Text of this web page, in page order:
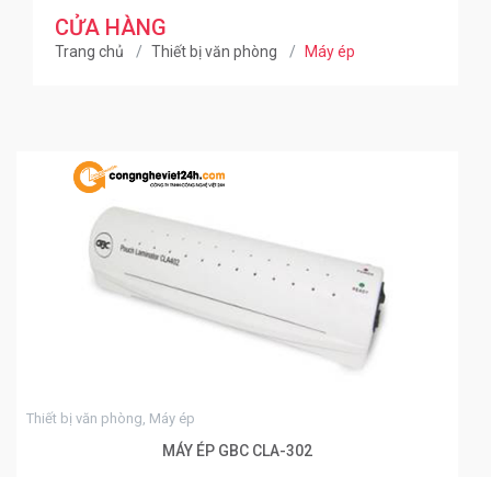
CỬA HÀNG
Trang chủ Thiết bị văn phòng Máy ép
Thiết bị văn phòng, Máy ép
MÁY ÉP GBC CLA-302